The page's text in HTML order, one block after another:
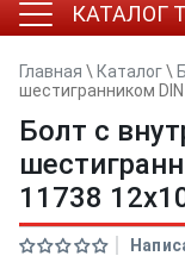
КАТАЛОГ
Главная \ Каталог\
шестигранником
Болт с
11738